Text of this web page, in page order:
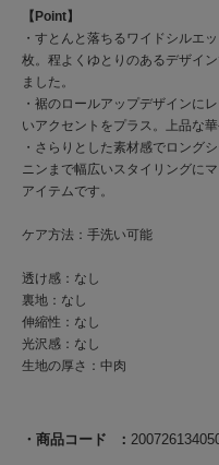
商品コード
【Point】
・すとんと落ちるワイドシルエ
枚。程よくゆとりのあるデザイ
ました。
・裾のロールアップデザインに
いアクセントをプラス。上品な華
・さらりとした素材感でロング
ニンまで幅広いスタイリングに
アイテムです。
ケア方法：手洗い可能
透け感：なし
裏地：なし
伸縮性：なし
光沢感：なし
生地の厚さ：中肉